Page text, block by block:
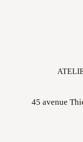
45 avenue